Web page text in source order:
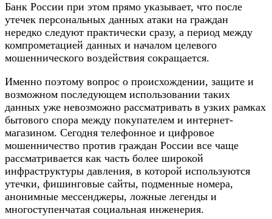
Банк России при этом прямо указывает, что после
утечек персональных данных атаки на граждан
нередко следуют практически сразу, а период между
компрометацией данных и началом целевого
мошеннического воздействия сокращается.
Именно поэтому вопрос о происхождении, защите и
возможном последующем использовании таких
данных уже невозможно рассматривать в узких рамках
бытового спора между покупателем и интернет-
магазином. Сегодня телефонное и цифровое
мошенничество против граждан России все чаще
рассматривается как часть более широкой
инфраструктуры давления, в которой используются
утечки, фишинговые сайты, подменные номера,
анонимные мессенджеры, ложные легенды и
многоступенчатая социальная инженерия.